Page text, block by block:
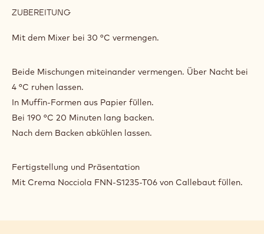
ZUBEREITUNG
Mit dem Mixer bei 30 °C vermengen.
Beide Mischungen miteinander vermengen. Über Nacht bei
4 °C ruhen lassen.
In Muffin-Formen aus Papier füllen.
Bei 190 °C 20 Minuten lang backen.
Nach dem Backen abkühlen lassen.
Fertigstellung und Präsentation
Mit Crema Nocciola FNN-S1235-T06 von Callebaut füllen.